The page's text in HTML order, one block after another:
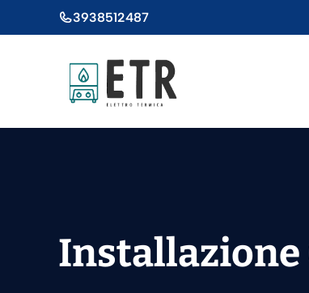
al
3938512487
Installazione